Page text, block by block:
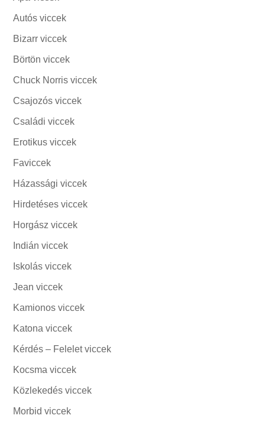
Autós viccek
Bizarr viccek
Börtön viccek
Chuck Norris viccek
Csajozós viccek
Családi viccek
Erotikus viccek
Faviccek
Házassági viccek
Hirdetéses viccek
Horgász viccek
Indián viccek
Iskolás viccek
Jean viccek
Kamionos viccek
Katona viccek
Kérdés – Felelet viccek
Kocsma viccek
Közlekedés viccek
Morbid viccek